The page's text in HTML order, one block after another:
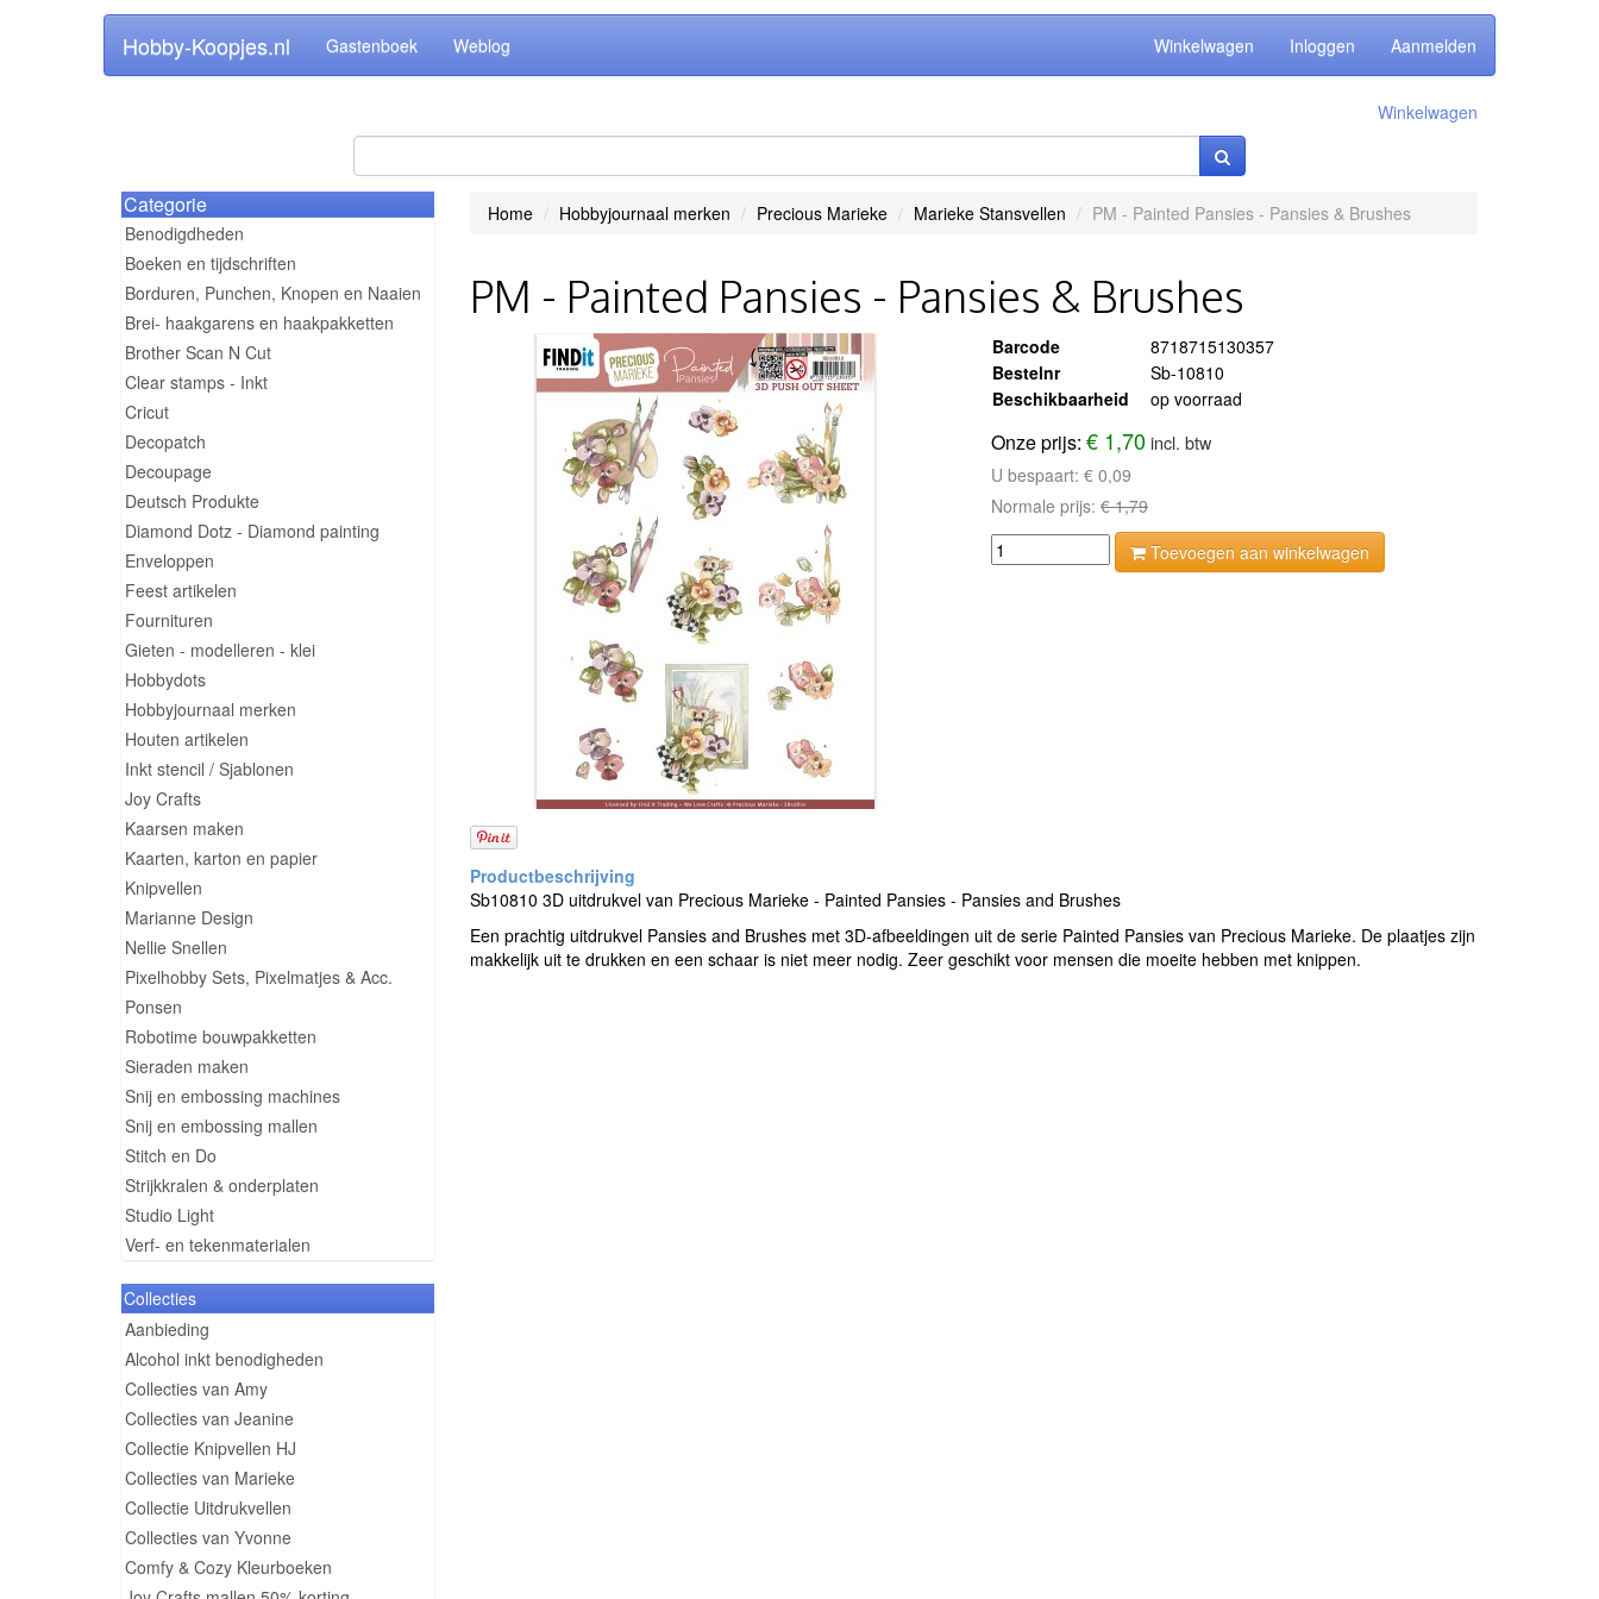
Hobby-Koopjes.nl Gastenboek Weblog Winkelwagen Inloggen Aanmelden
Winkelwagen
Categorie
Benodigdheden
Boeken en tijdschriften
Borduren, Punchen, Knopen en Naaien
Brei- haakgarens en haakpakketten
Brother Scan N Cut
Clear stamps - Inkt
Cricut
Decopatch
Decoupage
Deutsch Produkte
Diamond Dotz - Diamond painting
Enveloppen
Feest artikelen
Fournituren
Gieten - modelleren - klei
Hobbydots
Hobbyjournaal merken
Houten artikelen
Inkt stencil / Sjablonen
Joy Crafts
Kaarsen maken
Kaarten, karton en papier
Knipvellen
Marianne Design
Nellie Snellen
Pixelhobby Sets, Pixelmatjes & Acc.
Ponsen
Robotime bouwpakketten
Sieraden maken
Snij en embossing machines
Snij en embossing mallen
Stitch en Do
Strijkkralen & onderplaten
Studio Light
Verf- en tekenmaterialen
Collecties
Aanbieding
Alcohol inkt benodigheden
Collecties van Amy
Collecties van Jeanine
Collectie Knipvellen HJ
Collecties van Marieke
Collectie Uitdrukvellen
Collecties van Yvonne
Comfy & Cozy Kleurboeken
Home Hobbyjournaal merken Precious Marieke Marieke Stansvellen PM - Painted Pansies - Pansies & Brushes
PM - Painted Pansies - Pansies & Brushes
Barcode
8718715130357
Bestelnr
Sb-10810
Beschikbaarheid
op voorraad
Onze prijs:€ 1,70 incl. btw
U bespaart:€ 0,09
Normale prijs:€ 1,79
Toevoegen aan winkelwagen
Sb10810 3D uitdrukvel van Precious Marieke - Painted Pansies - Pansies and Brushes
Een prachtig uitdrukvel Pansies and Brushes met 3D-afbeeldingen uit de serie Painted Pansies van Precious Marieke. De plaatjes zijn
makkelijk uit te drukken en een schaar is niet meer nodig. Zeer geschikt voor mensen die moeite hebben met knippen.